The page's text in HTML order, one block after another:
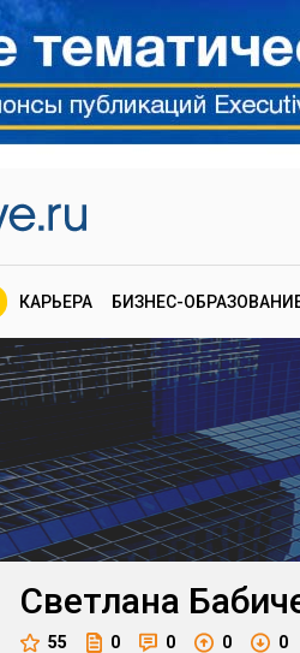
КАРЬЕРА БИЗНЕС-
Светлана
55 0 0 0 0